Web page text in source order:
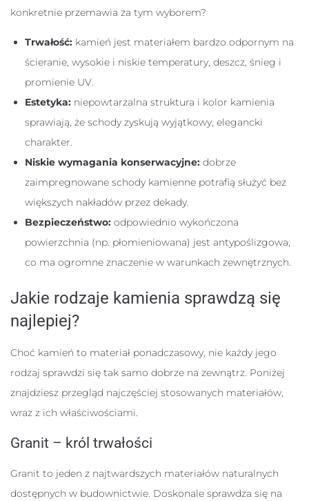
konkretnie przemawia za tym wyborem?
Trwałość: kamień jest materiałem bardzo odpornym na
ścieranie, wysokie i niskie temperatury, deszcz, śnieg i
promienie UV.
Estetyka: niepowtarzalna struktura i kolor kamienia
sprawiają, że schody zyskują wyjątkowy, elegancki
charakter.
Niskie wymagania konserwacyjne: dobrze
zaimpregnowane schody kamienne potrafią służyć bez
większych nakładów przez dekady.
Bezpieczeństwo: odpowiednio wykończona
powierzchnia (np. płomieniowana) jest antypoślizgowa,
co ma ogromne znaczenie w warunkach zewnętrznych.
Jakie rodzaje kamienia sprawdzą się
najlepiej?
Choć kamień to materiał ponadczasowy, nie każdy jego
rodzaj sprawdzi się tak samo dobrze na zewnątrz. Poniżej
znajdziesz przegląd najczęściej stosowanych materiałów,
wraz z ich właściwościami.
Granit – król trwałości
Granit to jeden z najtwardszych materiałów naturalnych
dostępnych w budownictwie. Doskonale sprawdza się na